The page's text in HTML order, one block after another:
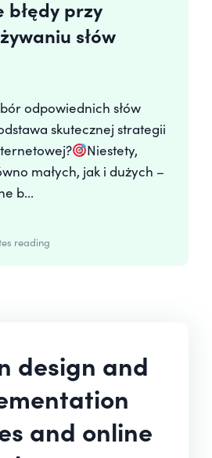
błędy przy
słów
odpowiednich słów
skutecznej strategii
Niestety,
małych, jak i dużych –
b...
reading
design and
and online